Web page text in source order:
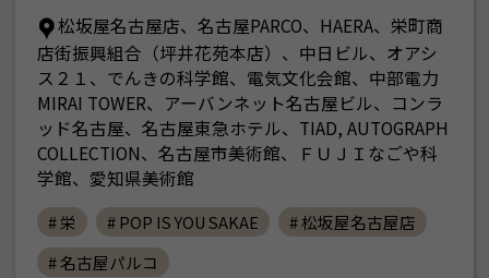
松坂屋名古屋店、名古屋PARCO、HAERA、栄町商
店街振興組合（坪井花苑本店）、中日ビル、オアシ
ス２１、でんきの科学館、電気文化会館、中部電力
MIRAI TOWER、アーバンネット名古屋ビル、コンラ
ッド名古屋、名古屋東急ホテル、TIAD, AUTOGRAPH
COLLECTION、名古屋市美術館、ＦＵＪＩなごや科
学館、愛知県美術館
# 栄 # POP IS YOU SAKAE
# 松坂屋名古屋店
# 名古屋パルコ